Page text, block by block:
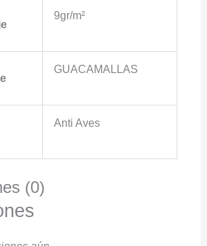
9gr/m²
GUACAMALLAS
Anti Aves
(0)